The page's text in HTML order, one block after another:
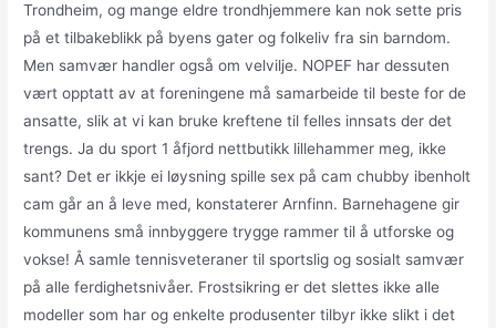
Trondheim, og mange eldre trondhjemmere kan nok sette pris
på et tilbakeblikk på byens gater og folkeliv fra sin barndom.
Men samvær handler også om velvilje. NOPEF har dessuten
vært opptatt av at foreningene må samarbeide til beste for de
ansatte, slik at vi kan bruke kreftene til felles innsats der det
trengs. Ja du sport 1 åfjord nettbutikk lillehammer meg, ikke
sant? Det er ikkje ei løysning spille sex på cam chubby ibenholt
cam går an å leve med, konstaterer Arnfinn. Barnehagene gir
kommunens små innbyggere trygge rammer til å utforske og
vokse! Å samle tennisveteraner til sportslig og sosialt samvær
på alle ferdighetsnivåer. Frostsikring er det slettes ikke alle
modeller som har og enkelte produsenter tilbyr ikke slikt i det